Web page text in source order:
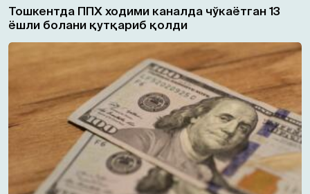
Тошкентда ППХ ходими каналда чўкаётган 13
ёшли болани қутқариб қолди